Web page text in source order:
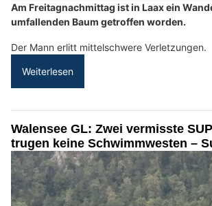
Am Freitagnachmittag ist in Laax ein
umfallenden Baum getroffen worden.
Der Mann erlitt mittelschwere Verletzungen.
Weiterlesen
Walensee GL: Zwei vermisste
trugen keine Schwimmwesten –